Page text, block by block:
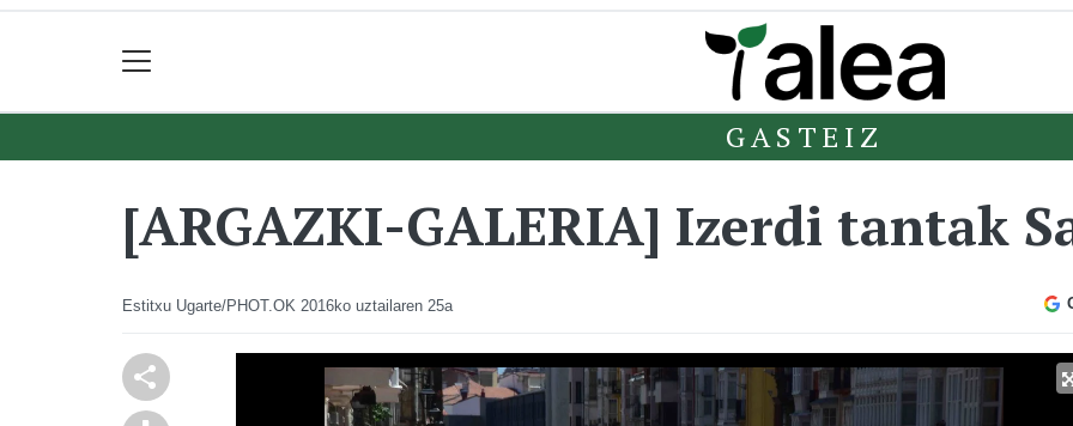
GASTEIZ
[ARGAZKI-GALERIA] Izerdi tantak
Estitxu Ugarte/PHOT.OK 2016ko uztailaren 25a